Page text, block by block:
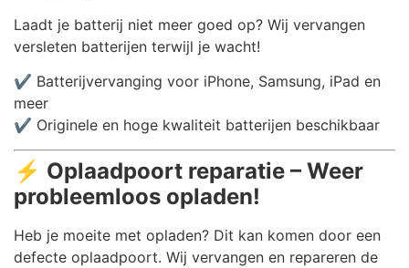
Laadt je batterij niet meer goed op? Wij vervangen
versleten batterijen terwijl je wacht!
✔️ Batterijvervanging voor iPhone, Samsung, iPad en
meer
✔️ Originele en hoge kwaliteit batterijen beschikbaar
⚡ Oplaadpoort reparatie – Weer
probleemloos opladen!
Heb je moeite met opladen? Dit kan komen door een
defecte oplaadpoort. Wij vervangen en repareren de